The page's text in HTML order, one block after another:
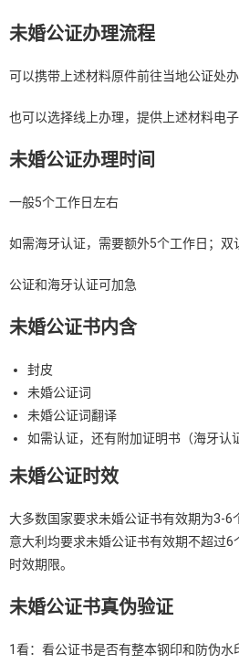
未婚公证办理流程
可以携带上述材料原件前往当地公证处
也可以选择线上办理，提供上述材料电
未婚公证办理时间
一般5个工作日左右
如需海牙认证，需要额外5个工作日；双
公证和海牙认证可加急
未婚公证书内含
封皮
未婚公证词
未婚公证词翻译
如需认证，还有附加证明书（海牙认
未婚公证时效
大多数国家要求未婚公证书有效期为3-6
意大利均要求未婚公证书有效期不超过
时效期限。
未婚公证书真伪验证
1看：看公证书是否有整本钢印和防伪